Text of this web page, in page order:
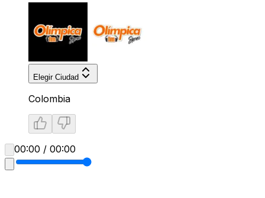
Elegir Ciudad
Colombia
00:00 / 00:00